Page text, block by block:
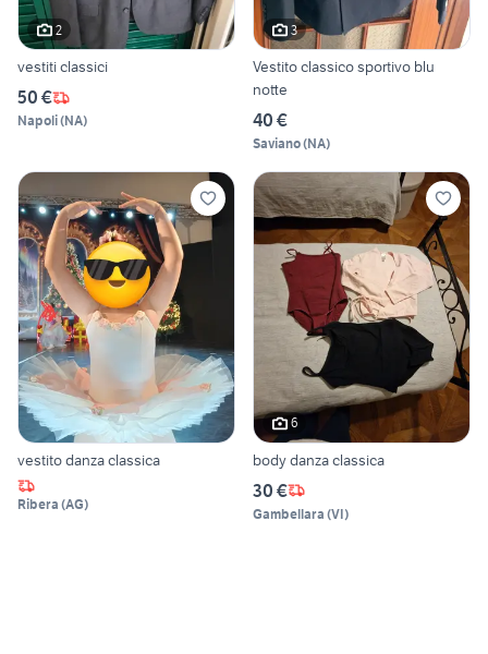
2
vestiti classici
50 €
Napoli(NA)
3
Vestito classico sportivo blu
notte
40 €
Saviano(NA)
vestito danza classica
Ribera (AG)
6
body danza classica
30 €
Gambellara (VI)